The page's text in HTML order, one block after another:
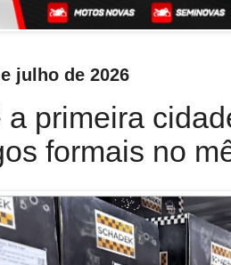
julho de 2026
a primeira
formais no